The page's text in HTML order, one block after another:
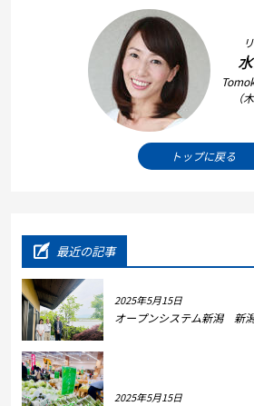
（
トップに戻る
最近の記事
2025年5月15日
オープンシステム新潟 新
2025年5月15日